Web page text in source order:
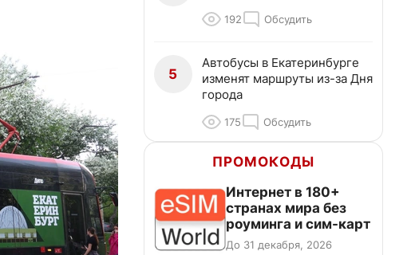
192 Обсудить
5
Автобусы в Екатеринбурге
изменят маршруты из-за Дня
города
175 Обсудить
ПРОМОКОДЫ
Интернет в 180+
странах мира без
роуминга и сим-карт
До 31 декабря, 2026